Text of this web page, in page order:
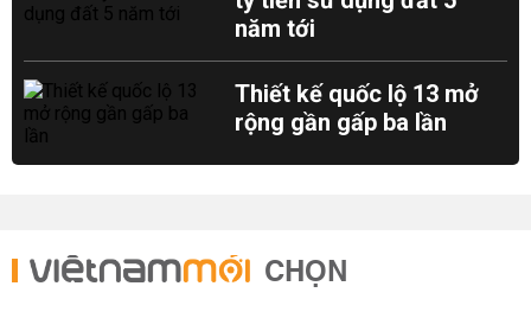
năm tới
Thiết kế quốc lộ 13 mở
rộng gần gấp ba lần
CHỌN